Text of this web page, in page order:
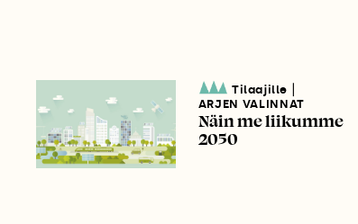
Tilaajille
ARJEN VALINNAT
Näin me liikumme
2050